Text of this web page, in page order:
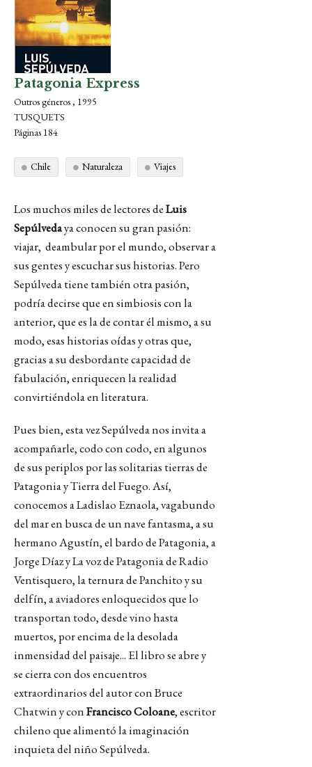
Patagonia Express
Outros géneros , 1995
TUSQUETS
Páginas 184
Chile Naturaleza Viajes
Los muchos miles de lectores deLuis
Sepúlvedaya conocen su gran pasión:
viajar, deambular por el mundo, observar a
sus gentes y escuchar sus historias. Pero
Sepúlveda tiene también otra pasión,
podría decirse que en simbiosis con la
anterior, que es la de contar él mismo, a su
modo, esas historias oídas y otras que,
gracias a su desbordante capacidad de
fabulación, enriquecen la realidad
convirtiéndola en literatura.
Pues bien, esta vez Sepúlveda nos invita a
acompañarle, codo con codo, en algunos
de sus periplos por las solitarias tierras de
Patagonia y Tierra del Fuego. Así,
conocemos a Ladislao Eznaola, vagabundo
del mar en busca de un nave fantasma, a su
hermano Agustín, el bardo de Patagonia, a
Jorge Díaz y La voz de Patagonia de Radio
Ventisquero, la ternura de Panchito y su
delfín, a aviadores enloquecidos que lo
transportan todo, desde vino hasta
muertos, por encima de la desolada
inmensidad del paisaje... El libro se abre y
se cierra con dos encuentros
extraordinarios del autor con Bruce
Chatwin y conFrancisco Coloane, escritor
chileno que alimentó la imaginación
inquieta del niño Sepúlveda.